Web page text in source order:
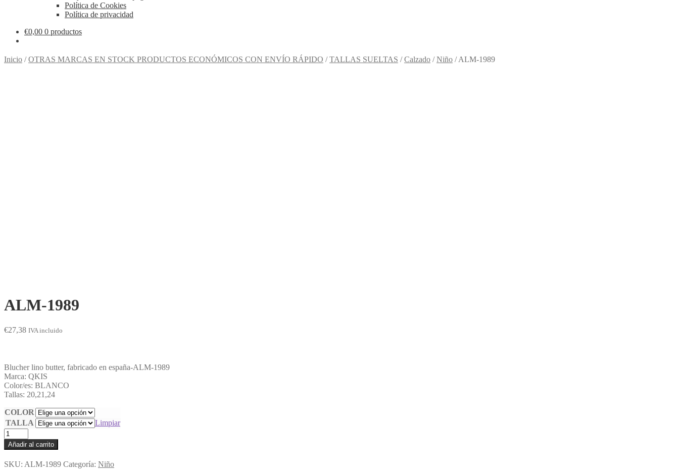
Política de Cookies
Política de privacidad
€0,00 0 productos
Inicio /OTRAS MARCAS EN STOCK PRODUCTOS ECONÓMICOS CON ENVÍO RÁPIDO /TALLAS SUELTAS /Calzado /Niño /ALM-1989
ALM-1989
€27,38 IVA incluido
Blucher lino butter, fabricado en españa-ALM-1989
Marca: QKIS
Color/es: BLANCO
Tallas: 20,21,24
COLOR
TALLA
Limpiar
ALM-
1989
cantidad
Añadir al carrito
SKU: ALM-1989 Categoría: Niño